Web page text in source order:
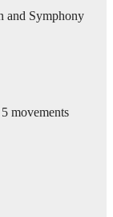
and Symphony
movements